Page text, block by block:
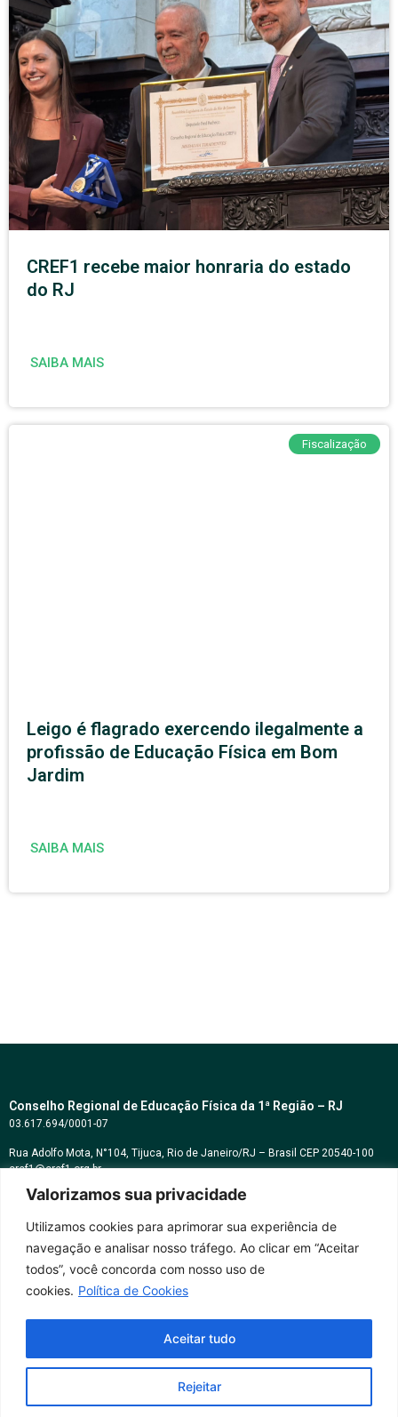
Valorizamos sua privacidade
Utilizamos cookies para aprimorar sua experiência de
navegação e analisar nosso tráfego. Ao clicar em “Aceitar
todos”, você concorda com nosso uso de
cookies. Política de Cookies
Rejeitar
Aceitar tudo
CREF1 recebe maior honraria do estado
do RJ
SAIBA MAIS
Fiscalização
Leigo é flagrado exercendo ilegalmente a
profissão de Educação Física em Bom
Jardim
SAIBA MAIS
Conselho Regional de Educação Física da 1ª Região – RJ
03.617.694/0001-07
Rua Adolfo Mota, N°104, Tijuca, Rio de Janeiro/RJ – Brasil CEP 20540-100
cref1@cref1.org.br
Assessoria de comunicação:
Horários de atendimento:
Whatsapp: (21) 2569-2398